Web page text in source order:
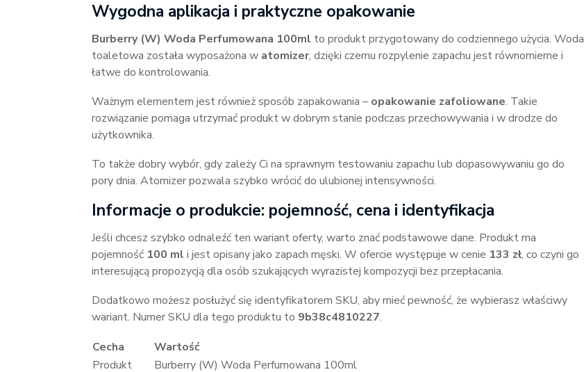
Wygodna aplikacja i praktyczne opakowanie
Burberry (W) Woda Perfumowana 100ml to produkt przygotowany do codziennego użycia. Woda
toaletowa została wyposażona w atomizer, dzięki czemu rozpylenie zapachu jest równomierne i
łatwe do kontrolowania.
Ważnym elementem jest również sposób zapakowania – opakowanie zafoliowane. Takie
rozwiązanie pomaga utrzymać produkt w dobrym stanie podczas przechowywania i w drodze do
użytkownika.
To także dobry wybór, gdy zależy Ci na sprawnym testowaniu zapachu lub dopasowywaniu go do
pory dnia. Atomizer pozwala szybko wrócić do ulubionej intensywności.
Informacje o produkcie: pojemność, cena i identyfikacja
Jeśli chcesz szybko odnaleźć ten wariant oferty, warto znać podstawowe dane. Produkt ma
pojemność 100 ml i jest opisany jako zapach męski. W ofercie występuje w cenie 133 zł, co czyni go
interesującą propozycją dla osób szukających wyrazistej kompozycji bez przepłacania.
Dodatkowo możesz posłużyć się identyfikatorem SKU, aby mieć pewność, że wybierasz właściwy
wariant. Numer SKU dla tego produktu to 9b38c4810227.
Cecha
Wartość
Produkt
Burberry (W) Woda Perfumowana 100ml